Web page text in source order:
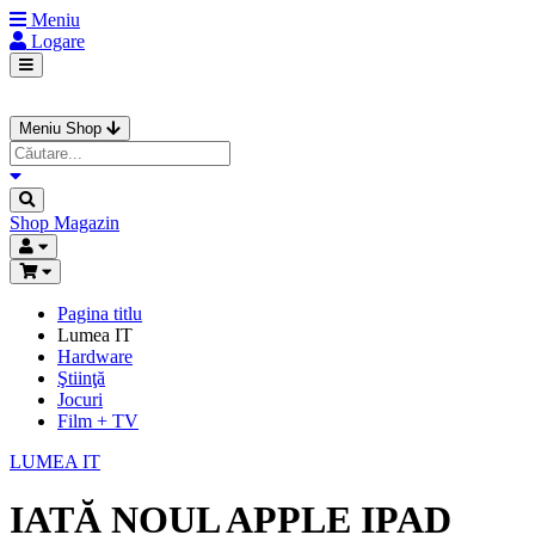
Meniu
Logare
Meniu Shop
Shop Magazin
Pagina titlu
Lumea IT
Hardware
Ştiinţă
Jocuri
Film + TV
LUMEA IT
IATĂ NOUL APPLE IPAD